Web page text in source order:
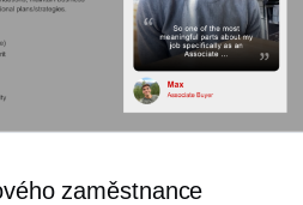
zaměstnance